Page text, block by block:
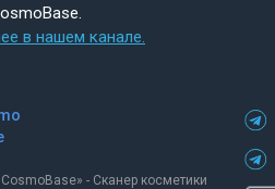
в нашем канале.
- Сканер косметики